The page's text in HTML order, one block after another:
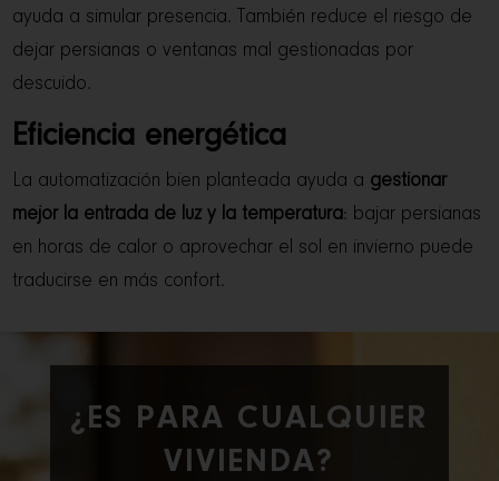
ayuda a simular presencia. También reduce el riesgo de
dejar persianas o ventanas mal gestionadas por
descuido.
Eficiencia energética
La automatización bien planteada ayuda a gestionar
mejor la entrada de luz y la temperatura: bajar persianas
en horas de calor o aprovechar el sol en invierno puede
traducirse en más confort.
¿ES PARA CUALQUIER
VIVIENDA?